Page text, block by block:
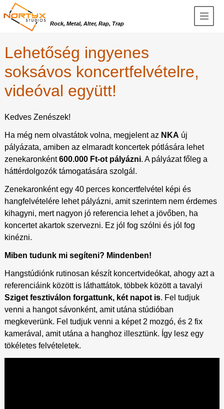
Rock, Metal, Alter, Rap, Trap
Lehetőség ingyenes
soksávos koncertfelvételre,
videóval együtt!
Kedves Zenészek!
Ha még nem olvastátok volna, megjelent az NKA új
pályázata, amiben az elmaradt koncertek pótlására lehet
zenekaronként600.000 Ft-ot pályázni. A pályázat főleg a
háttérdolgozók támogatására szolgál.
Zenekaronként egy 40 perces koncertfelvétel képi és
hangfelvételére lehet pályázni, amit szerintem nem érdemes
kihagyni, mert nagyon jó referencia lehet a jövőben, ha
koncertet akartok szervezni. Ez jól fog szólni és jól fog
kinézni.
Miben tudunk mi segíteni? Mindenben!
Hangstúdiónk rutinosan készít koncertvideókat, ahogy azt a
referenciáink között is láthattátok, többek között a tavalyi
Sziget fesztiválon forgattunk, két napot is. Fel tudjuk
venni a hangot sávonként, amit utána stúdióban
megkeverünk. Fel tudjuk venni a képet 2 mozgó, és 2 fix
kamerával, amit utána a hanghoz illesztünk. Így lesz egy
tökéletes felvételetek.